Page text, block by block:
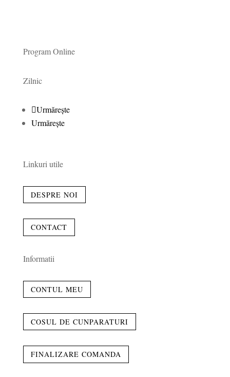
Program Online
Zilnic
Urmărește
Urmărește
Linkuri utile
DESPRE NOI
CONTACT
Informatii
CONTUL MEU
COSUL DE CUNPARATURI
FINALIZARE COMANDA